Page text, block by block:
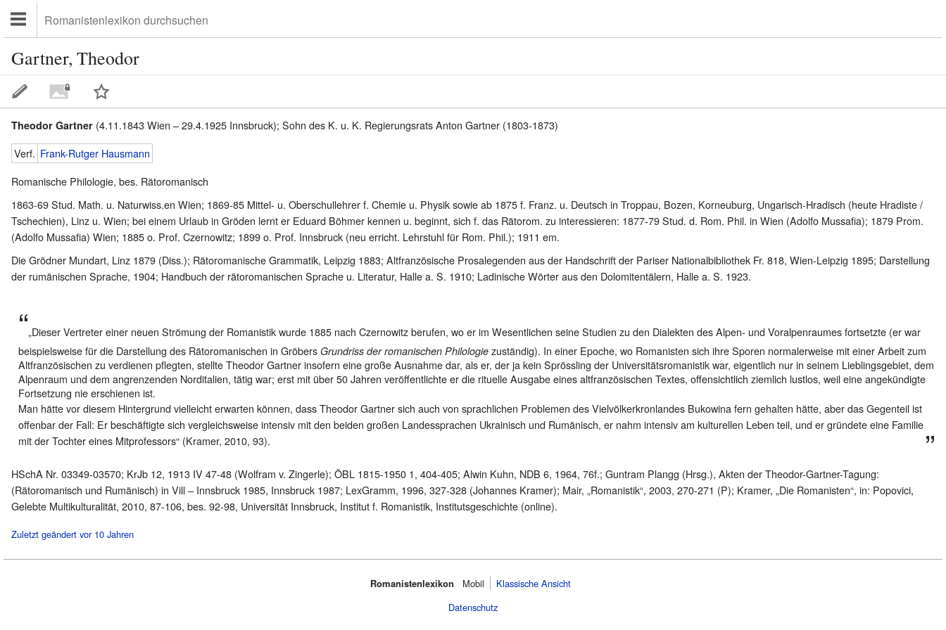
Gartner, Theodor
Theodor Gartner (4.11.1843 Wien – 29.4.1925 Innsbruck); Sohn des K. u. K. Regierungsrats Anton Gartner (1803-1873)
Verf. Frank-Rutger Hausmann
Romanische Philologie, bes. Rätoromanisch
1863-69 Stud. Math. u. Naturwiss.en Wien; 1869-85 Mittel- u. Oberschullehrer f. Chemie u. Physik sowie ab 1875 f. Franz. u. Deutsch in Troppau, Bozen, Korneuburg, Ungarisch-Hradisch (heute Hradiste /
Tschechien), Linz u. Wien; bei einem Urlaub in Gröden lernt er Eduard Böhmer kennen u. beginnt, sich f. das Rätorom. zu interessieren: 1877-79 Stud. d. Rom. Phil. in Wien (Adolfo Mussafia); 1879 Prom.
(Adolfo Mussafia) Wien; 1885 o. Prof. Czernowitz; 1899 o. Prof. Innsbruck (neu erricht. Lehrstuhl für Rom. Phil.); 1911 em.
Die Grödner Mundart, Linz 1879 (Diss.); Rätoromanische Grammatik, Leipzig 1883; Altfranzösische Prosalegenden aus der Handschrift der Pariser Nationalbibliothek Fr. 818, Wien-Leipzig 1895; Darstellung
der rumänischen Sprache, 1904; Handbuch der rätoromanischen Sprache u. Literatur, Halle a. S. 1910; Ladinische Wörter aus den Dolomitentälern, Halle a. S. 1923.
„Dieser Vertreter einer neuen Strömung der Romanistik wurde 1885 nach Czernowitz berufen, wo er im Wesentlichen seine Studien zu den Dialekten des Alpen- und Voralpenraumes fortsetzte (er war
beispielsweise für die Darstellung des Rätoromanischen in Gröbers Grundriss der romanischen Philologie zuständig). In einer Epoche, wo Romanisten sich ihre Sporen normalerweise mit einer Arbeit zum
Altfranzösischen zu verdienen pflegten, stellte Theodor Gartner insofern eine große Ausnahme dar, als er, der ja kein Sprössling der Universitätsromanistik war, eigentlich nur in seinem Lieblingsgebiet, dem
Alpenraum und dem angrenzenden Norditalien, tätig war; erst mit über 50 Jahren veröffentlichte er die rituelle Ausgabe eines altfranzösischen Textes, offensichtlich ziemlich lustlos, weil eine angekündigte
Fortsetzung nie erschienen ist.
Man hätte vor diesem Hintergrund vielleicht erwarten können, dass Theodor Gartner sich auch von sprachlichen Problemen des Vielvölkerkronlandes Bukowina fern gehalten hätte, aber das Gegenteil ist
offenbar der Fall: Er beschäftigte sich vergleichsweise intensiv mit den beiden großen Landessprachen Ukrainisch und Rumänisch, er nahm intensiv am kulturellen Leben teil, und er gründete eine Familie
mit der Tochter eines Mitprofessors“ (Kramer, 2010, 93).
HSchA Nr. 03349-03570; KrJb 12, 1913 IV 47-48 (Wolfram v. Zingerle); ÖBL 1815-1950 1, 404-405; Alwin Kuhn, NDB 6, 1964, 76f.; Guntram Plangg (Hrsg.), Akten der Theodor-Gartner-Tagung:
(Rätoromanisch und Rumänisch) in Vill – Innsbruck 1985, Innsbruck 1987; LexGramm, 1996, 327-328 (Johannes Kramer); Mair, „Romanistik“, 2003, 270-271 (P); Kramer, „Die Romanisten“, in: Popovici,
Gelebte Multikulturalität, 2010, 87-106, bes. 92-98, Universität Innsbruck, Institut f. Romanistik, Institutsgeschichte (online).
Zuletzt geändert vor 10 Jahren
Romanistenlexikon Mobil‌
Klassische Ansicht
Datenschutz